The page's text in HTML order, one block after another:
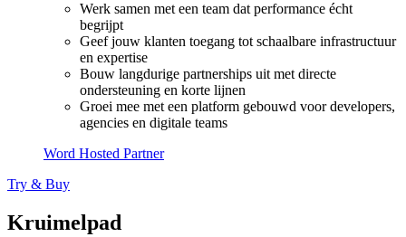
Werk samen met een team dat performance écht
begrijpt
Geef jouw klanten toegang tot schaalbare infrastructuur
en expertise
Bouw langdurige partnerships uit met directe
ondersteuning en korte lijnen
Groei mee met een platform gebouwd voor developers,
agencies en digitale teams
Word Hosted Partner
Try & Buy
Kruimelpad